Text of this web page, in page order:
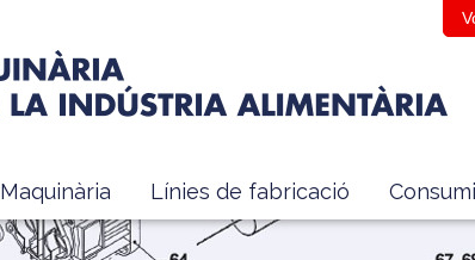
Maquinària Línies de fabricació